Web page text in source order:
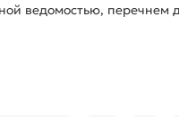
ведомостью, перечнем